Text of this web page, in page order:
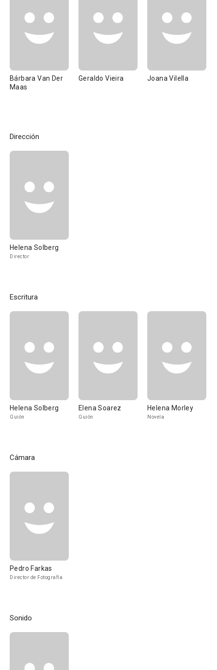
Bárbara Van Der
Maas
Geraldo Vieira Joana Vilella
Dirección
Helena Solberg
Director
Escritura
Helena Solberg
Guión
Elena Soarez
Guión
Helena Morley
Novela
Cámara
Pedro Farkas
Director de Fotografía
Sonido